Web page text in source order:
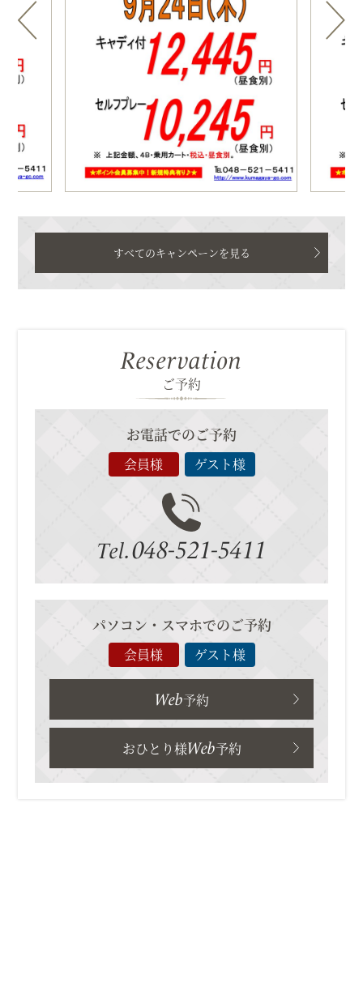
すべてのキャンペーンを見る
Reservation
ご予約
お電話でのご予約
会員様 ゲスト様
Tel.048-521-5411
パソコン・スマホでのご予約
会員様 ゲスト様
Web予約
おひとり様Web予約